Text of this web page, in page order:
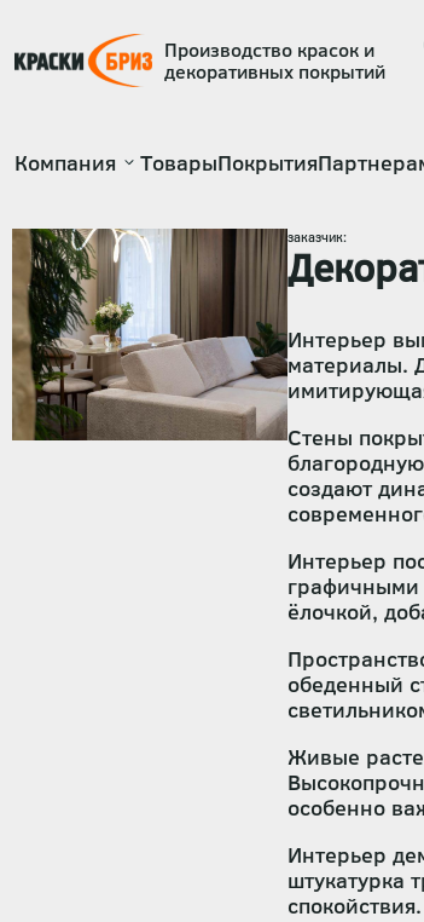
Производство красок и
декоративных покрытий
Основная
Компания ТоварыПокрытия
заказчик:
Интерьер
материалы.
Стены
создают
Интерьер
графичными
ёлочкой,
обеденный
Живые
особенно
Интерьер
штукатурка
спокойствия.